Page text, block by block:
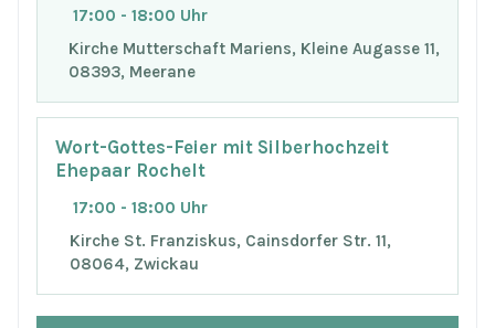
17:00 - 18:00 Uhr
Kirche Mutterschaft Mariens, Kleine Augasse 11,
08393, Meerane
Wort-Gottes-Feier mit Silberhochzeit
Ehepaar Rochelt
17:00 - 18:00 Uhr
Kirche St. Franziskus, Cainsdorfer Str. 11,
08064, Zwickau